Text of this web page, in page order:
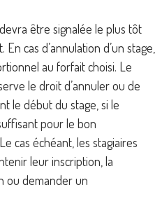
être signalée le plus tôt
cas d’annulation d’un stage,
au forfait choisi. Le
le droit d’annuler ou de
le début du stage, si le
pour le bon
cas échéant, les stagiaires
leur inscription, la
ou demander un